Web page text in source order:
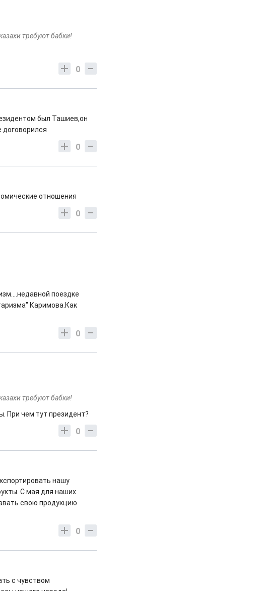
требуют бабки!
0
был Ташиев,он
договорился
0
отношения
0
поездке
Каримова.Как
0
требуют бабки!
При чем тут президент?
0
нашу
С мая для наших
свою продукцию
0
с чувством